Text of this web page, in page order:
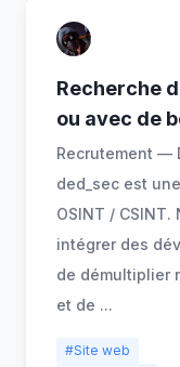
Recherche
ou avec de
Recrutement —
ded_sec est
OSINT /
intégrer des
de démultiplier
et de ...
#Site web